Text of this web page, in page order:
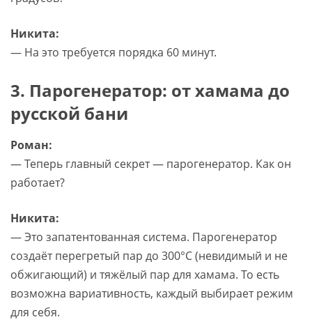
Никита:
— На это требуется порядка 60 минут.
3. Парогенератор: от хамама до
русской бани
Роман:
— Теперь главный секрет — парогенератор. Как он
работает?
Никита:
— Это запатентованная система. Парогенератор
создаёт перегретый пар до 300°C (невидимый и не
обжигающий) и тяжёлый пар для хамама. То есть
возможна вариативность, каждый выбирает режим
для себя.